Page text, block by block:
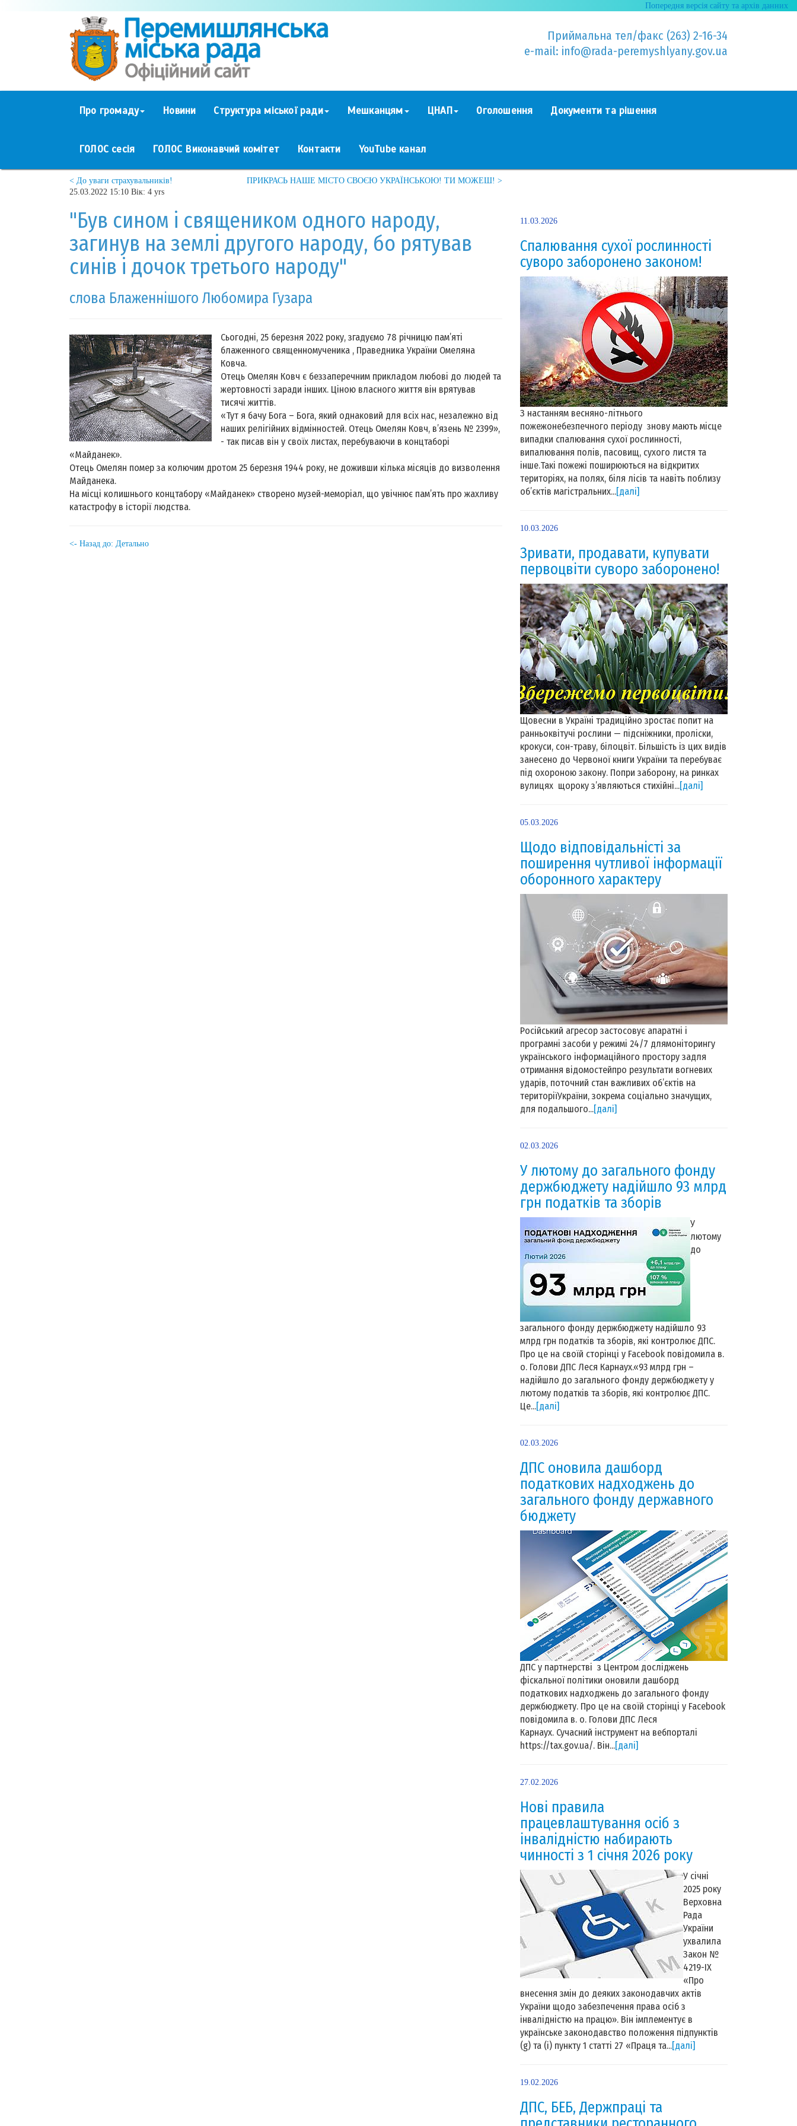
Попередня версія сайту та архів данних
Приймальна тел/факс (263) 2-16-34
e-mail: info@rada-peremyshlyany.gov.ua
Про громаду Новини Структура міської ради Мешканцям ЦНАП Оголошення Документи та рішення
ГОЛОС сесія ГОЛОС Виконавчий комітет Контакти YouTube канал
ПРИКРАСЬ НАШЕ МІСТО СВОЄЮ УКРАЇНСЬКОЮ! ТИ МОЖЕШ! >
< До уваги страхувальників!
25.03.2022 15:10 Вік: 4 yrs
"Був сином і священиком одного народу,
загинув на землі другого народу, бо рятував
синів і дочок третього народу"
слова Блаженнішого Любомира Гузара
Сьогодні, 25 березня 2022 року, згадуємо 78 річницю пам’яті
блаженного священномученика , Праведника України Омеляна
Ковча.
Отець Омелян Ковч є беззаперечним прикладом любові до людей та
жертовності заради інших. Ціною власного життя він врятував
тисячі життів.
«Тут я бачу Бога – Бога, який однаковий для всіх нас, незалежно від
наших релігійних відмінностей. Отець Омелян Ковч, в’язень № 2399»,
- так писав він у своїх листах, перебуваючи в концтаборі
«Майданек».
Отець Омелян помер за колючим дротом 25 березня 1944 року, не доживши кілька місяців до визволення
Майданека.
На місці колишнього концтабору «Майданек» створено музей-меморіал, що увічнює пам’ять про жахливу
катастрофу в історії людства.
<- Назад до: Детально
11.03.2026
Спалювання сухої рослинності
суворо заборонено законом!
З настанням весняно-літнього
пожежонебезпечного періоду знову мають місце
випадки спалювання сухої рослинності,
випалювання полів, пасовищ, сухого листя та
інше.Такі пожежі поширюються на відкритих
територіях, на полях, біля лісів та навіть поблизу
об’єктів магістральних...[далі]
10.03.2026
Зривати, продавати, купувати
первоцвіти суворо заборонено!
Щовесни в Україні традиційно зростає попит на
ранньоквітучі рослини — підсніжники, проліски,
крокуси, сон-траву, білоцвіт. Більшість із цих видів
занесено до Червоної книги України та перебуває
під охороною закону. Попри заборону, на ринках
вулицях щороку з’являються стихійні...[далі]
05.03.2026
Щодо відповідальністі за
поширення чутливої інформації
оборонного характеру
Російський агресор застосовує апаратні і
програмні засоби у режимі 24/7 длямоніторингу
українського інформаційного простору задля
отримання відомостейпро результати вогневих
ударів, поточний стан важливих об’єктів на
територіїУкраїни, зокрема соціально значущих,
для подальшого...[далі]
02.03.2026
У лютому до загального фонду
держбюджету надійшло 93 млрд
грн податків та зборів
У
лютому
до
загального фонду держбюджету надійшло 93
млрд грн податків та зборів, які контролює ДПС.
Про це на своїй сторінці у Facebook повідомила в.
о. Голови ДПС Леся Карнаух.«93 млрд грн –
надійшло до загального фонду держбюджету у
лютому податків та зборів, які контролює ДПС.
Це...[далі]
02.03.2026
ДПС оновила дашборд
податкових надходжень до
загального фонду державного
бюджету
ДПС у партнерстві з Центром досліджень
фіскальної політики оновили дашборд
податкових надходжень до загального фонду
держбюджету. Про це на своїй сторінці у Facebook
повідомила в. о. Голови ДПС Леся
Карнаух. Сучасний інструмент на вебпорталі
https://tax.gov.ua/. Він...[далі]
27.02.2026
Нові правила
працевлаштування осіб з
інвалідністю набирають
чинності з 1 січня 2026 року
У січні
2025 року
Верховна
Рада
України
ухвалила
Закон №
4219-IX
«Про
внесення змін до деяких законодавчих актів
України щодо забезпечення права осіб з
інвалідністю на працю». Він імплементує в
українське законодавство положення підпунктів
(g) та (i) пункту 1 статті 27 «Праця та...[далі]
19.02.2026
ДПС, БЕБ, Держпраці та